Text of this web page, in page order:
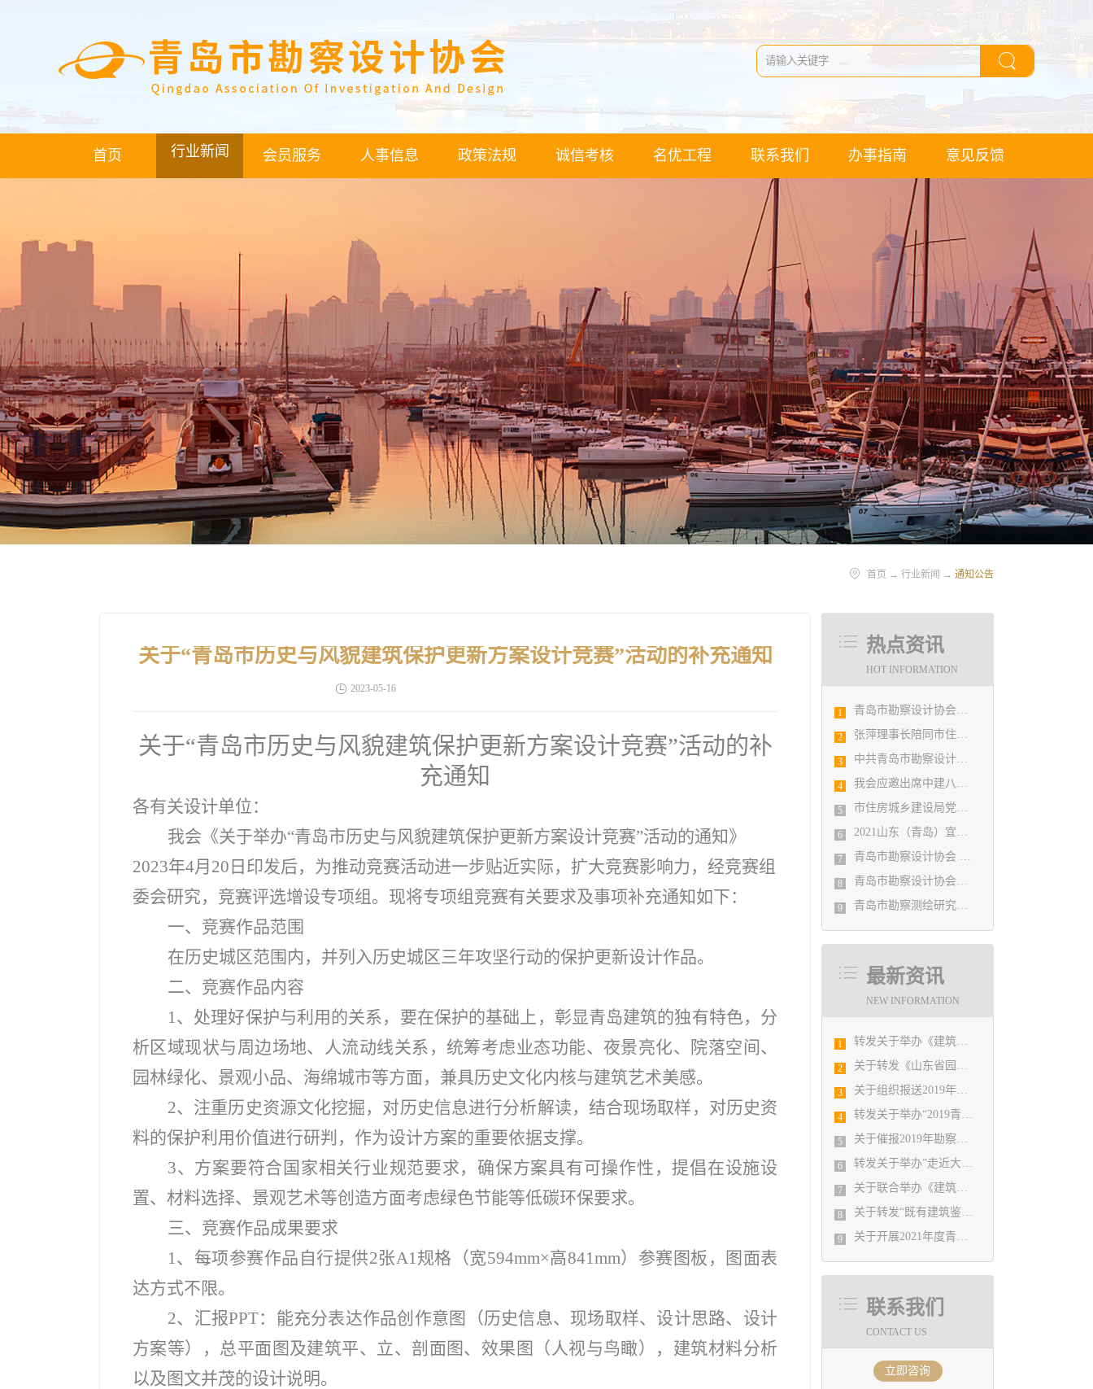
首页 行业新闻 会员服务 人事信息 政策法规 诚信考核 名优工程 联系我们 办事指南 意见反馈
首页 → 行业新闻 → 通知公告
热点资讯
HOT INFORMATION
1 青岛市勘察设计协会陪同市住房和城乡建设局刘波副局长走访调研会员单位
2 张萍理事长陪同市住房和城乡建设局赴陇南开展东西部扶贫协作工作
3 中共青岛市勘察设计协会党支部日前召开民主生活会
4 我会应邀出席中建八局四公司设计管理研究院揭牌仪式
5 市住房城乡建设局党组书记、局长陈勇调研市勘察设计协会及所属审图机构
6 2021山东（青岛）宜居博览会盛大开幕
7 青岛市勘察设计协会 第五届二次会员代表大会纪要
8 青岛市勘察设计协会党支部召开党史学习教育专题组织生活会
9 青岛市勘察测绘研究院参加第29届国际制图大会并荣获3项国际大奖
最新资讯
NEW INFORMATION
1 转发关于举办《建筑电气与智能化通用规范》 GB55024-2022公益宣贯的通知
2 关于转发《山东省园林景观设计创意技能竞赛的预备通知》的通知
3 关于组织报送2019年度山东省建筑信息模型（BIM）技术应用大赛的通知
4 转发关于举办“2019青岛市装配式建筑钢结构技术培训班”的通知
5 关于催报2019年勘察设计统计年报的通知
6 转发关于举办”走近大师系列——复杂结构设计案例与工程实践技术交流会（第一期）“的通知
7 关于联合举办《建筑设计防火规范》和《建筑防烟排烟系统技术标准》规范培训班的通知
8 关于转发“既有建筑鉴定与加固设计新技术应用及工程实例解析培训班”的通知
9 关于开展2021年度青岛市优秀工程勘察设计成果竞赛的通知
联系我们
CONTACT US
立即咨询
关于“青岛市历史与风貌建筑保护更新方案设计竞赛”活动的补充通知
2023-05-16
关于“青岛市历史与风貌建筑保护更新方案设计竞赛”活动的补
充通知
各有关设计单位：
我会《关于举办“青岛市历史与风貌建筑保护更新方案设计竞赛”活动的通知》
2023年4月20日印发后，为推动竞赛活动进一步贴近实际，扩大竞赛影响力，经竞赛组
委会研究，竞赛评选增设专项组。现将专项组竞赛有关要求及事项补充通知如下：
一、竞赛作品范围
在历史城区范围内，并列入历史城区三年攻坚行动的保护更新设计作品。
二、竞赛作品内容
1、处理好保护与利用的关系，要在保护的基础上，彰显青岛建筑的独有特色，分
析区域现状与周边场地、人流动线关系，统筹考虑业态功能、夜景亮化、院落空间、
园林绿化、景观小品、海绵城市等方面，兼具历史文化内核与建筑艺术美感。
2、注重历史资源文化挖掘，对历史信息进行分析解读，结合现场取样，对历史资
料的保护利用价值进行研判，作为设计方案的重要依据支撑。
3、方案要符合国家相关行业规范要求，确保方案具有可操作性，提倡在设施设
置、材料选择、景观艺术等创造方面考虑绿色节能等低碳环保要求。
三、竞赛作品成果要求
1、每项参赛作品自行提供2张A1规格（宽594mm×高841mm）参赛图板，图面表
达方式不限。
2、汇报PPT：能充分表达作品创作意图（历史信息、现场取样、设计思路、设计
方案等），总平面图及建筑平、立、剖面图、效果图（人视与鸟瞰），建筑材料分析
以及图文并茂的设计说明。